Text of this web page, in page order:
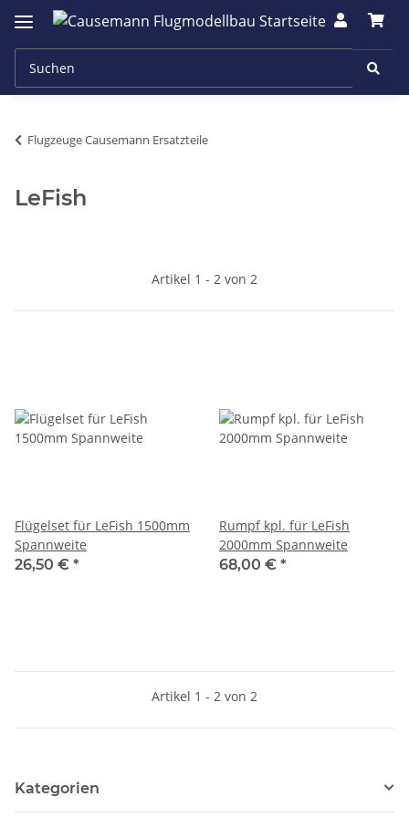
Flugzeuge Causemann Ersatzteile
LeFish
Artikel 1 - 2 von 2
Flügelset für LeFish 1500mm
Spannweite
26,50 € *
Rumpf kpl. für LeFish
2000mm Spannweite
68,00 € *
Artikel 1 - 2 von 2
Kategorien